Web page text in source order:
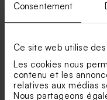
Consentement
Ce site web utilise des
Les cookies nous
contenu et les
relatives aux médias
Nous partageons